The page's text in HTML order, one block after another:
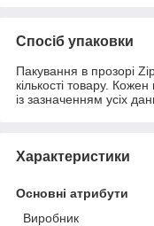
Спосіб упаковки
Пакування в прозорі
кількості товару.
із зазначенням усіх
Характеристики
Основні атрибути
Виробник